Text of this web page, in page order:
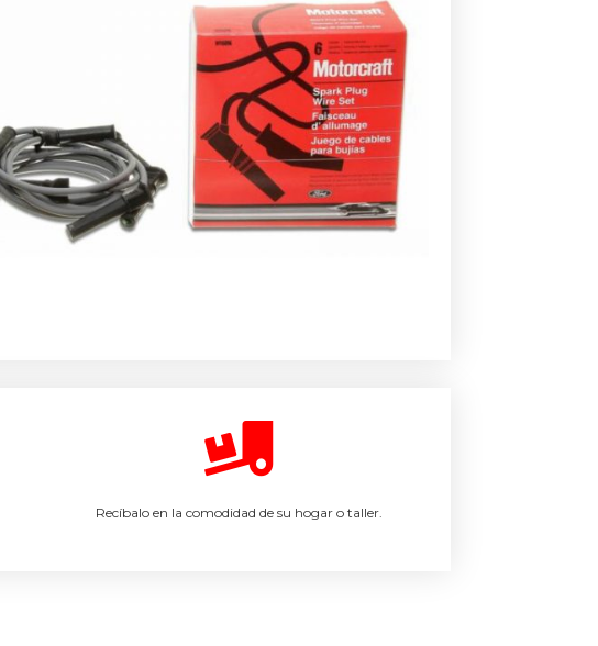
Recíbalo en la comodidad de su hogar o taller.